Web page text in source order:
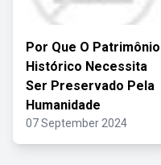
Por Que O Patrimônio
Histórico Necessita
Ser Preservado Pela
Humanidade
07 September 2024